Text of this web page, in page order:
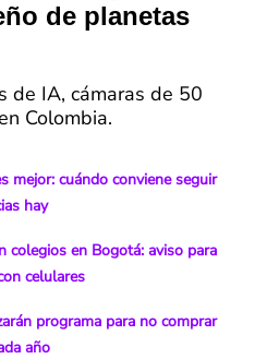
de planetas
de IA, cámaras de 50
Colombia.
mejor: cuándo conviene seguir
hay
colegios en Bogotá: aviso para
celulares
programa para no comprar
año